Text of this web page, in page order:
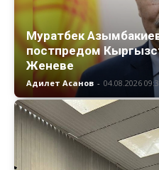
Муратбек
постпредом
Женеве
Адилет Асанов - 04.08.2026